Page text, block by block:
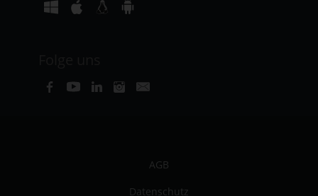
AGB
Datenschutz